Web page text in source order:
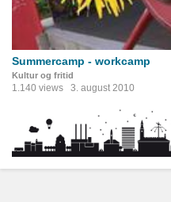
Summercamp - workcamp
Kultur og fritid
1.140 views 3. august 2010